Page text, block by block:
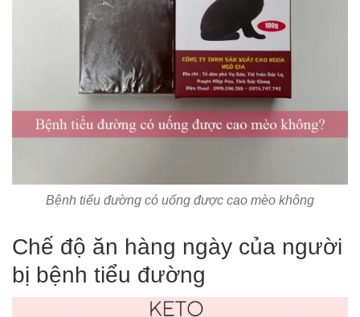
Bệnh tiểu đường có uống được cao mèo không
Chế độ ăn hàng ngày của người
bị bệnh tiểu đường